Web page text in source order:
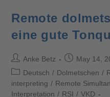
Remote
eine gute
Anke Betz
May 14,
Deutsch / Dolmetschen /
interpreting / Remote
Interpretation / RSI / VKD